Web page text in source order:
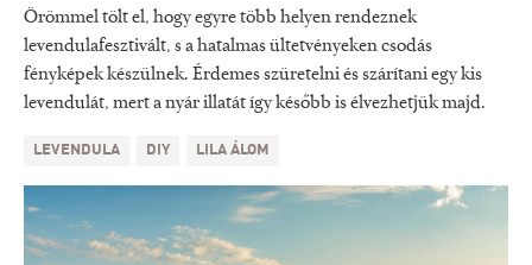
Örömmel tölt el, hogy egyre több helyen rendeznek
levendulafesztivált, s a hatalmas ültetvényeken csodás
fényképek készülnek. Érdemes szüretelni és szárítani egy kis
levendulát, mert a nyár illatát így később is élvezhetjük majd.
LEVENDULA DIY LILA ÁLOM